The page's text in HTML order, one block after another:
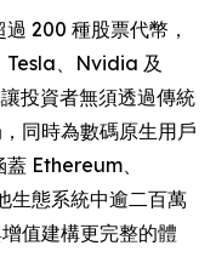
200 種股票代幣，
Tesla、Nvidia 及
投資者無須透過傳統
同時為數碼原生用戶
Ethereum、
生態系統中逾二百萬
值建構更完整的體